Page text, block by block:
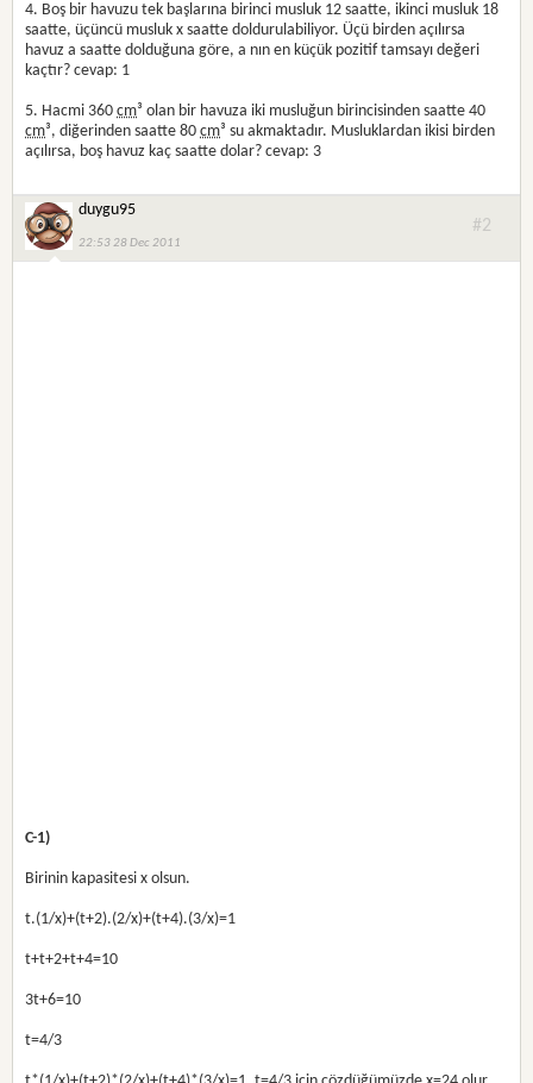
4. Boş bir havuzu tek başlarına birinci musluk 12 saatte, ikinci musluk 18
saatte, üçüncü musluk x saatte doldurulabiliyor. Üçü birden açılırsa
havuz a saatte dolduğuna göre, a nın en küçük pozitif tamsayı değeri
kaçtır? cevap: 1
5. Hacmi 360cm³ olan bir havuza iki musluğun birincisinden saatte 40
cm³, diğerinden saatte 80cm³ su akmaktadır. Musluklardan ikisi birden
açılırsa, boş havuz kaç saatte dolar? cevap: 3
duygu95
22:53 28 Dec 2011
#2
C-1)
Birinin kapasitesi x olsun.
t.(1/x)+(t+2).(2/x)+(t+4).(3/x)=1
t+t+2+t+4=10
3t+6=10
t=4/3